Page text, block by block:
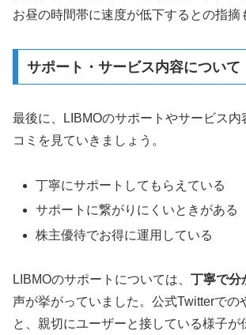
お昼の時間帯に速度が低下するとの指摘
サポート・サービス内容について
最後に、LIBMOのサポートやサービス内
コミを見ていきましょう。
丁寧にサポートしてもらえている
サポートに繋がりにくいときがある
株主優待でお得に運用している
LIBMOのサポートについては、 丁寧で分
声が挙がっていました。公式Twitterでの
と、親切にユーザーと接している様子が